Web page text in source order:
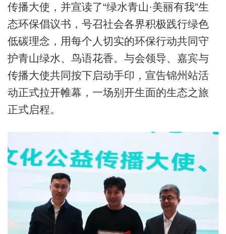
传播大使，并宣读了“绿水青山·美丽有我”生
态环保倡议书，号召社会各界积极践行绿色
低碳理念，用每个人切实的环保行动共同守
护青山绿水、鸟语花香。与会领导、嘉宾与
传播大使共同按下启动手印，宣告锦州站活
动正式拉开帷幕，一场别开生面的生态之旅
正式启程。